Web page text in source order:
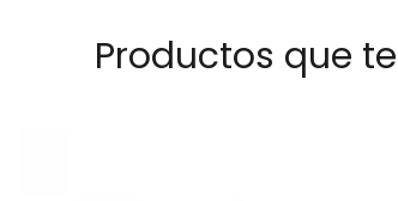
Productos que